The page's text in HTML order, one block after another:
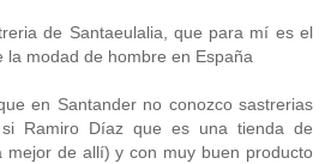
de Santaeulalia, que para mí es el
la modad de hombre en España
en Santander no conozco sastrerias
Ramiro Díaz que es una tienda de
mejor de allí) y con muy buen producto